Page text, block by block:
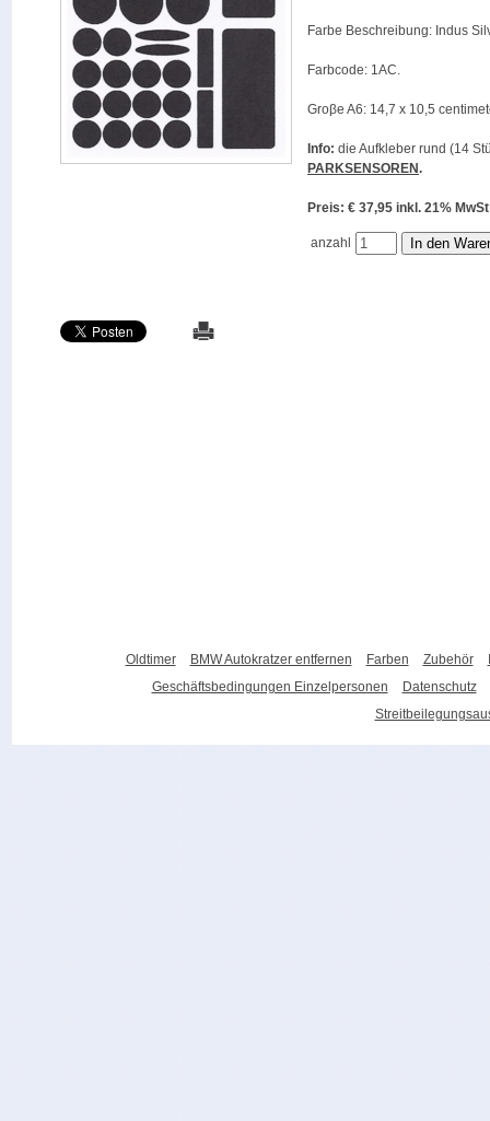
Farbe Beschreibung: Indus
Farbcode: 1AC.
Groβe A6: 14,7 x 10,5
Info: die Aufkleber rund (14
PARKSENSOREN.
Preis: € 37,95 inkl. 21%
anzahl
Oldtimer BMW Autokratzer entfernen Farben Zubehör
Geschäftsbedingungen Einzelpersonen
Datenschutz